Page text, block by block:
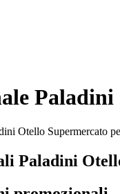
Otello Supermercato
Paladini